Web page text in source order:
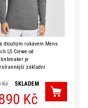
dlouhým rukávem Mens
LS Crewe od
je
základní
pohodlné díky posunutým
švům a plochým švům,
Kč SKLADEM
Kč